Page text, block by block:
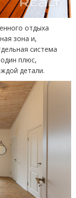
отдыха
зона и,
система
плюс,
детали.